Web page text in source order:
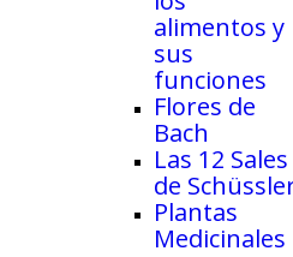
alimentos y
sus
funciones
Flores de
Bach
Las 12 Sales
de
Plantas
Medicinales